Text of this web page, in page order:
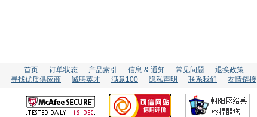
首页 订单状态 产品索引 信息 & 通知 常见问题
退换政策
寻找优质供应商 诚聘英才 满意100 隐私声明 联系我们 友情链接